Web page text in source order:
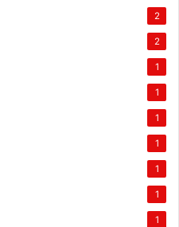
2
2
1
1
1
1
1
1
1